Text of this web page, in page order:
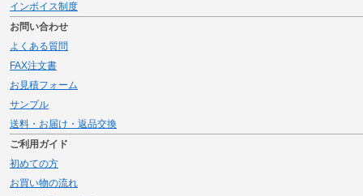
インボイス制度
お問い合わせ
よくある質問
FAX注文書
お見積フォーム
サンプル
送料・お届け・返品交換
ご利用ガイド
初めての方
お買い物の流れ